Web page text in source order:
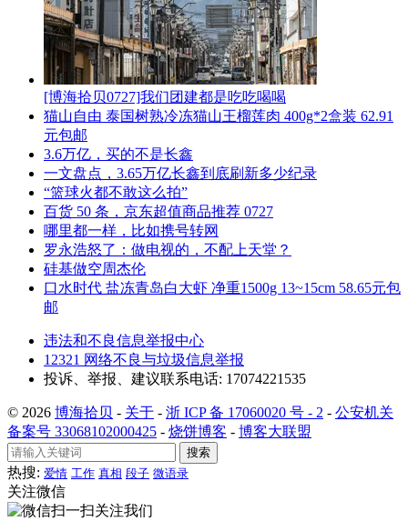
[博海拾贝0727]我们团建都是吃吃喝喝
猫山自由 泰国树熟冷冻猫山王榴莲肉 400g*2盒装 62.91
元包邮
3.6万亿，买的不是长鑫
一文盘点，3.65万亿长鑫到底刷新多少纪录
“篮球火都不敢这么拍”
百货 50 条，京东超值商品推荐 0727
哪里都一样，比如携号转网
罗永浩怒了：做电视的，不配上天堂？
硅基做空周杰伦
口水时代 盐冻青岛白大虾 净重1500g 13~15cm 58.65元包
邮
违法和不良信息举报中心
12321 网络不良与垃圾信息举报
投诉、举报、建议联系电话: 17074221535
© 2026 博海拾贝 - 关于 - 浙 ICP 备 17060020 号 - 2 - 公安机关
备案号 33068102000425 - 烧饼博客 - 博客大联盟
搜索
热搜: 爱情 工作 真相 段子 微语录
关注微信